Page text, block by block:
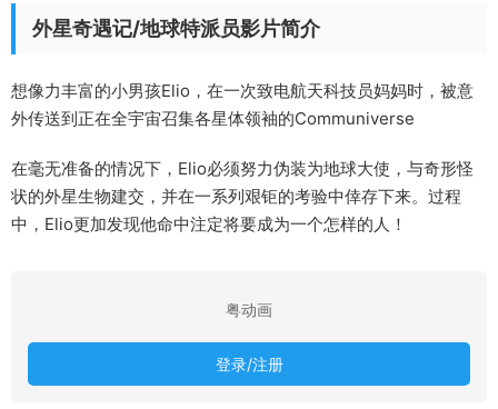
外星奇遇记/地球特派员影片简介
想像力丰富的小男孩Elio，在一次致电航天科技员妈妈时，被意
外传送到正在全宇宙召集各星体领袖的Communiverse
在毫无准备的情况下，Elio必须努力伪装为地球大使，与奇形怪
状的外星生物建交，并在一系列艰钜的考验中倖存下来。过程
中，Elio更加发现他命中注定将要成为一个怎样的人！
粤动画
登录/注册